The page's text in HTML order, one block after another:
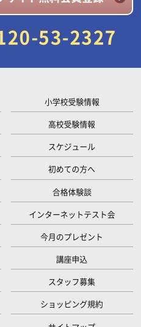
53-2327
小学校受験情報
高校受験情報
スケジュール
初めての方へ
合格体験談
インターネットテスト会
今月のプレゼント
講座申込
スタッフ募集
ショッピング規約